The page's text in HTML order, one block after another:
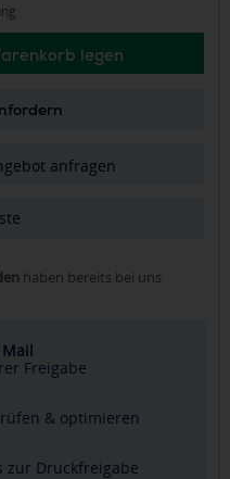
legen
anfragen
haben bereits bei uns
Freigabe
& optimieren
zur Druckfreigabe